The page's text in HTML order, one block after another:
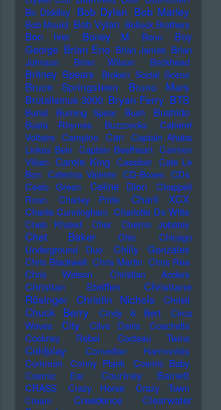
Bo Diddley Bob Dylan Bob Marley
Bob Mould Bob Vylan Bollock Brothers
Bon Iver Boney M Bono
Boy
George Brian Eno Brian James Brian
Johnson
Brian Wilson Brickhead
Britney Spears Broken Social Scene
Bruce Springsteen Bruno Mars
Brutalismus 3000 Bryan Ferry BTS
Burial Burning Spear Bush Bushido
Busta Rhymes Buzzcocks
Cabaret
Voltaire Campino Can
Captain Ahabs
Linkes Bein Captain Beefheart Carmen
Villain Carole King Cassiber Cate Le
Bon
Caterina Valente CD-Boxen
CDs
Ceelo Green
Celine Dion
Chappell
Roan
Charley Pride Charli XCX
Charlie Cunningham Charlotte De Witte
Cheb Khaled
Cher Cherno Jobatey
Chet Baker Chic
Chicago
Underground Duo
Chilly Gonzales
Chris Blackwell Chris Martin Chris Rea
Chris Watson
Christian Anders
Christian Steiffen
Christiane
Rösinger
Christin Nichols Christl
Chuck Berry Cindy & Bert
Circa
Waves
City Clive Davis
Coachella
Cockney Rebel
Cocteau Twins
Coldplay
Comedian Harmonists
Common
Conny Plank
Cosmic Baby
Cosmic Ear
Courtney Barnett
CRASS Crazy Horse Crazy Town
Cream
Creedence Clearwater